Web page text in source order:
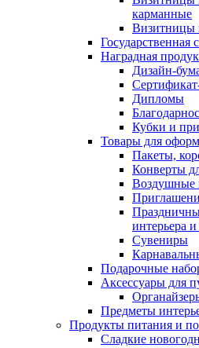
карманные
Визитницы
Государственная
Наградная
Дизайн-
Дипломы
Кубки и
Товары для
Пакеты,
Конверты
Воздушные
интерьера
Сувениры
Подарочные
Аксессуары для
Предметы
Продукты питания и
Сладкие